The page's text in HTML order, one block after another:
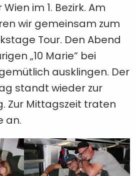
im 1. Bezirk. Am
wir gemeinsam zum
Tour. Den Abend
„10 Marie“ bei
ausklingen. Der
standt wieder zur
Zur Mittagszeit traten
an.